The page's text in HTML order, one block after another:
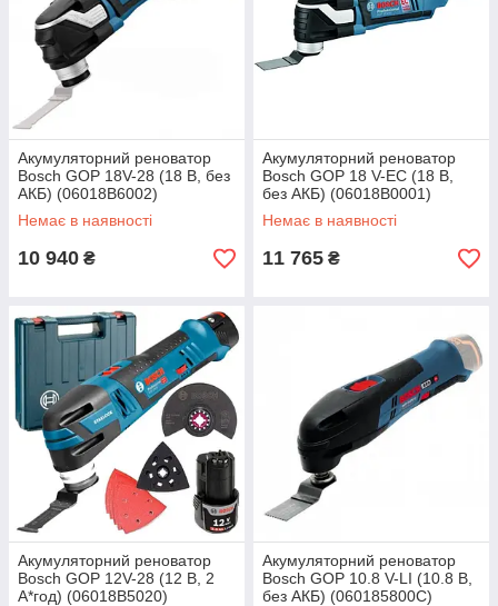
Акумуляторний реноватор
Bosch GOP 18V-28 (18 В, без
АКБ) (06018B6002)
Немає в наявності
10 940 ₴
Акумуляторний реноватор
Bosch GOP 18 V-EC (18 В,
без АКБ) (06018B0001)
Немає в наявності
11 765 ₴
Акумуляторний реноватор
Bosch GOP 12V-28 (12 В, 2
А*год) (06018B5020)
Акумуляторний реноватор
Bosch GOP 10.8 V-LI (10.8 В,
без АКБ) (060185800C)